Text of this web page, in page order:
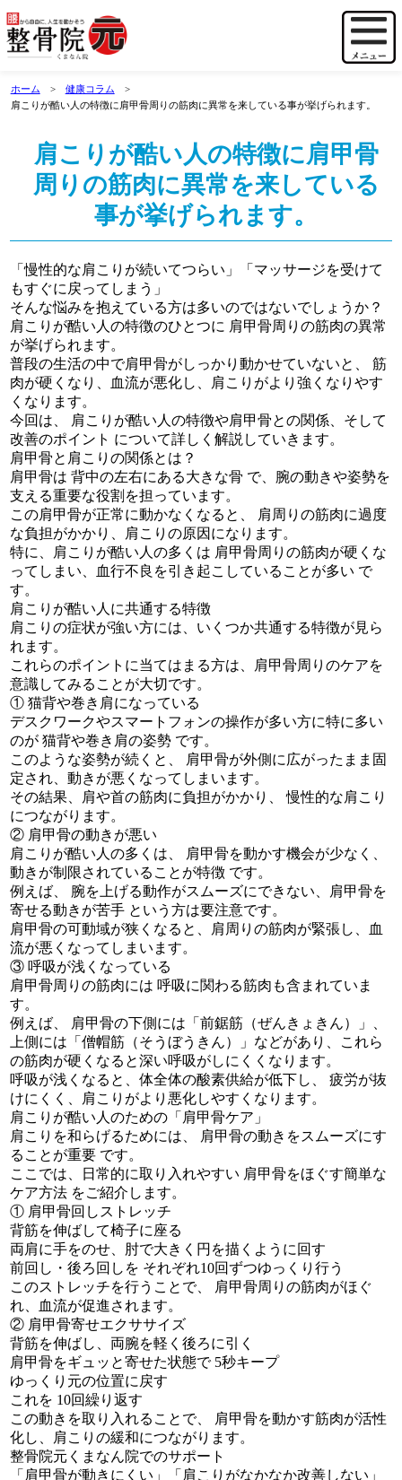
ホーム
健康コラム
肩こりが酷い人の特徴に肩甲骨周りの筋肉に異常を来している事が挙げられます。
肩こりが酷い人の特徴に肩甲骨
周りの筋肉に異常を来している
事が挙げられます。
「慢性的な肩こりが続いてつらい」「マッサージを受けて
もすぐに戻ってしまう」
そんな悩みを抱えている方は多いのではないでしょうか？
肩こりが酷い人の特徴のひとつに 肩甲骨周りの筋肉の異常
が挙げられます。
普段の生活の中で肩甲骨がしっかり動かせていないと、 筋
肉が硬くなり、血流が悪化し、肩こりがより強くなりやす
くなります。
今回は、 肩こりが酷い人の特徴や肩甲骨との関係、そして
改善のポイント について詳しく解説していきます。
肩甲骨と肩こりの関係とは？
肩甲骨は 背中の左右にある大きな骨 で、腕の動きや姿勢を
支える重要な役割を担っています。
この肩甲骨が正常に動かなくなると、 肩周りの筋肉に過度
な負担がかかり、肩こりの原因になります。
特に、肩こりが酷い人の多くは 肩甲骨周りの筋肉が硬くな
ってしまい、血行不良を引き起こしていることが多い で
す。
肩こりが酷い人に共通する特徴
肩こりの症状が強い方には、いくつか共通する特徴が見ら
れます。
これらのポイントに当てはまる方は、肩甲骨周りのケアを
意識してみることが大切です。
① 猫背や巻き肩になっている
デスクワークやスマートフォンの操作が多い方に特に多い
のが 猫背や巻き肩の姿勢 です。
このような姿勢が続くと、 肩甲骨が外側に広がったまま固
定され、動きが悪くなってしまいます。
その結果、肩や首の筋肉に負担がかかり、 慢性的な肩こり
につながります。
② 肩甲骨の動きが悪い
肩こりが酷い人の多くは、 肩甲骨を動かす機会が少なく、
動きが制限されていることが特徴 です。
例えば、 腕を上げる動作がスムーズにできない、肩甲骨を
寄せる動きが苦手 という方は要注意です。
肩甲骨の可動域が狭くなると、肩周りの筋肉が緊張し、血
流が悪くなってしまいます。
③ 呼吸が浅くなっている
肩甲骨周りの筋肉には 呼吸に関わる筋肉も含まれていま
す。
例えば、 肩甲骨の下側には「前鋸筋（ぜんきょきん）」、
上側には「僧帽筋（そうぼうきん）」などがあり、これら
の筋肉が硬くなると深い呼吸がしにくくなります。
呼吸が浅くなると、体全体の酸素供給が低下し、 疲労が抜
けにくく、肩こりがより悪化しやすくなります。
肩こりが酷い人のための「肩甲骨ケア」
肩こりを和らげるためには、 肩甲骨の動きをスムーズにす
ることが重要 です。
ここでは、日常的に取り入れやすい 肩甲骨をほぐす簡単な
ケア方法 をご紹介します。
① 肩甲骨回しストレッチ
背筋を伸ばして椅子に座る
両肩に手をのせ、肘で大きく円を描くように回す
前回し・後ろ回しを それぞれ10回ずつゆっくり行う
このストレッチを行うことで、 肩甲骨周りの筋肉がほぐ
れ、血流が促進されます。
② 肩甲骨寄せエクササイズ
背筋を伸ばし、両腕を軽く後ろに引く
肩甲骨をギュッと寄せた状態で 5秒キープ
ゆっくり元の位置に戻す
これを 10回繰り返す
この動きを取り入れることで、 肩甲骨を動かす筋肉が活性
化し、肩こりの緩和につながります。
整骨院元くまなん院でのサポート
「肩甲骨が動きにくい」「肩こりがなかなか改善しない」